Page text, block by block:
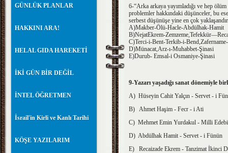
GÜNLÜK PLANLAR
HAKKINI ARA!
HELAL GIDA HAREKETİ
İKİ GÜN BİR DEĞİL
İNTEL ÖĞRETMEN
İsrail'in Kirli ve Kanlı Tarihi
KÖŞE YAZILARIM
6-“Arka arkaya yayımladığı ve hep
problemler hakkındaki düşünceler, bu
serbest düşünüşe yine en çok
A)Makber-Ölü-Hacle-Abdülhak-Hamit
B)NejatEkrem-
C)Terci-i-Bent-Terkib-i-
D)Münacat,Arz-ı-Muhabbet-Şinasi
E)Durub- Emsal-i Osmaniye-Şinasi
9-Yazarı yaşadığı sanat dönemiyle
A) Hüseyin Cahit Yalçın - Servet - i
B) Ahmet Haşim - Fecr - i Ati
C) Mehmet Emin Yurdakul - Milli
D) Abdülhak Hamit - Servet - i Fünün
E) Recaizade Ekrem - Tanzimat İkinci